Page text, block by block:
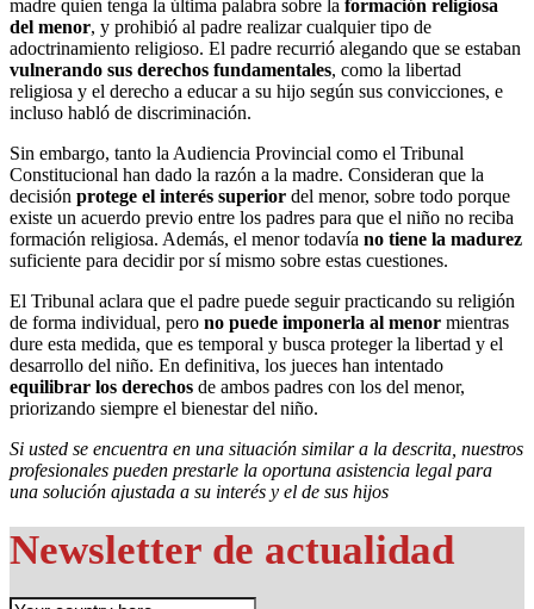
madre quien tenga la última palabra sobre la formación religiosa
del menor, y prohibió al padre realizar cualquier tipo de
adoctrinamiento religioso. El padre recurrió alegando que se estaban
vulnerando sus derechos fundamentales, como la libertad
religiosa y el derecho a educar a su hijo según sus convicciones, e
incluso habló de discriminación.
Sin embargo, tanto la Audiencia Provincial como el Tribunal
Constitucional han dado la razón a la madre. Consideran que la
decisión protege el interés superior del menor, sobre todo porque
existe un acuerdo previo entre los padres para que el niño no reciba
formación religiosa. Además, el menor todavía no tiene la madurez
suficiente para decidir por sí mismo sobre estas cuestiones.
El Tribunal aclara que el padre puede seguir practicando su religión
de forma individual, pero no puede imponerla al menor mientras
dure esta medida, que es temporal y busca proteger la libertad y el
desarrollo del niño. En definitiva, los jueces han intentado
equilibrar los derechos de ambos padres con los del menor,
priorizando siempre el bienestar del niño.
Si usted se encuentra en una situación similar a la descrita, nuestros
profesionales pueden prestarle la oportuna asistencia legal para
una solución ajustada a su interés y el de sus hijos
Newsletter de actualidad